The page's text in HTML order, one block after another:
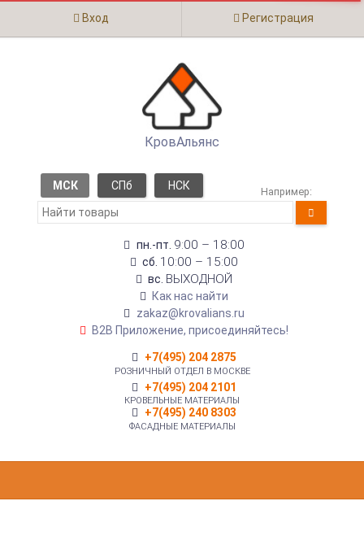
Вход Регистрация
КровАльянс
МСК СПб НСК Например:
пн.-пт. 9:00 – 18:00
сб. 10:00 – 15:00
вс. ВЫХОДНОЙ
Как нас найти
zakaz@krovalians.ru
B2B Приложение, присоединяйтесь!
+7(495) 204 2875
РОЗНИЧНЫЙ ОТДЕЛ В МОСКВЕ
+7(495) 204 2101
КРОВЕЛЬНЫЕ МАТЕРИАЛЫ
+7(495) 240 8303
ФАСАДНЫЕ МАТЕРИАЛЫ